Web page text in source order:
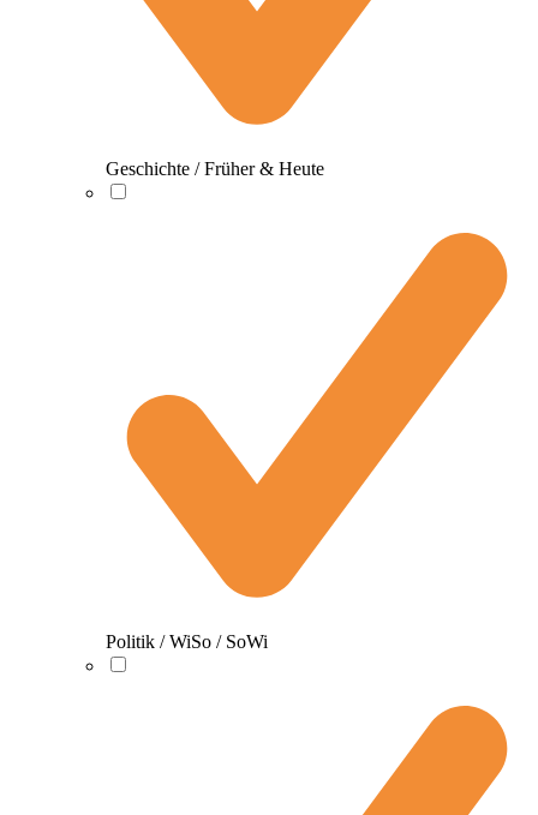
Geschichte / Früher & Heute
Politik / WiSo / SoWi